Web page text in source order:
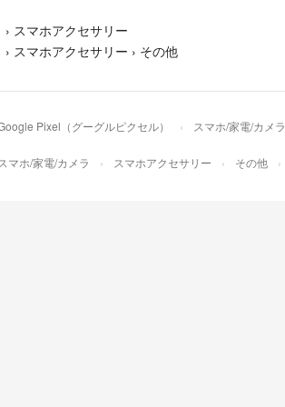
› スマホアクセサリー
› スマホアクセサリー › その他
Pixel（グーグルピクセル） スマホ/家電/カメラ
スマホ/家電/カメラ スマホアクセサリー その他